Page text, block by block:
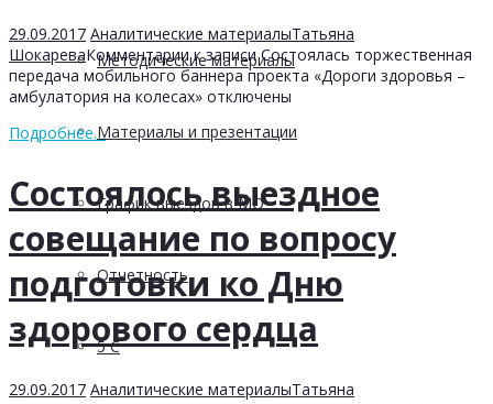
Методические материалы
Материалы и презентации
График выездов в МО
Отчетность
5 С
29.09.2017 Аналитические материалыТатьяна
ШокареваКомментариик записи Состоялась торжественная
передача мобильного баннера проекта «Дороги здоровья –
амбулатория на колесах» отключены
Подробнее…
Состоялось выездное
совещание по вопросу
подготовки ко Дню
здорового сердца
29.09.2017 Аналитические материалыТатьяна